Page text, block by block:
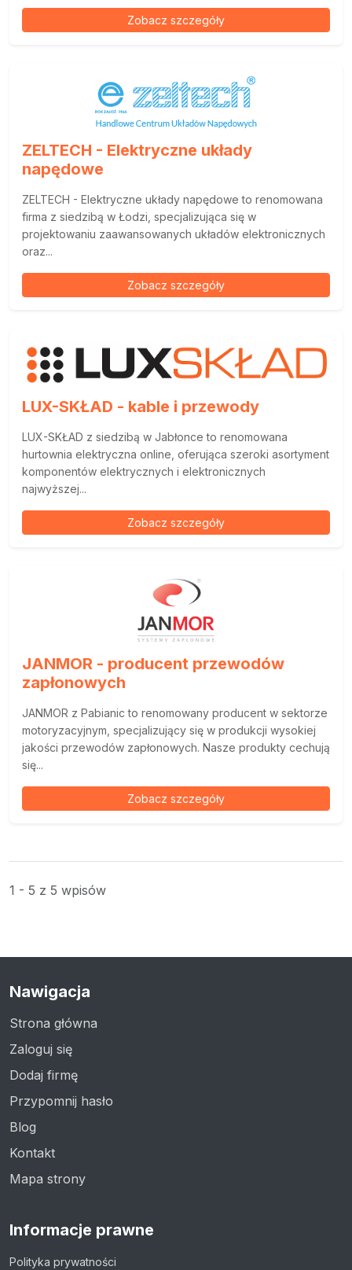
Zobacz szczegóły
ZELTECH - Elektryczne układy
napędowe
ZELTECH - Elektryczne układy napędowe to renomowana
firma z siedzibą w Łodzi, specjalizująca się w
projektowaniu zaawansowanych układów elektronicznych
oraz...
Zobacz szczegóły
LUX-SKŁAD - kable i przewody
LUX-SKŁAD z siedzibą w Jabłonce to renomowana
hurtownia elektryczna online, oferująca szeroki asortyment
komponentów elektrycznych i elektronicznych
najwyższej...
Zobacz szczegóły
JANMOR - producent przewodów
zapłonowych
JANMOR z Pabianic to renomowany producent w sektorze
motoryzacyjnym, specjalizujący się w produkcji wysokiej
jakości przewodów zapłonowych. Nasze produkty cechują
się...
Zobacz szczegóły
1 - 5 z 5 wpisów
Nawigacja
Strona główna
Zaloguj się
Dodaj firmę
Przypomnij hasło
Blog
Kontakt
Mapa strony
Informacje prawne
Polityka prywatności